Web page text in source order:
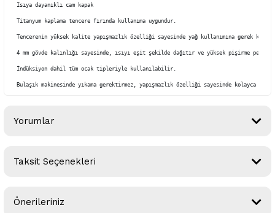
Isıya dayanıklı cam kapak
Titanyum kaplama tencere fırında kullanıma uygundur.
Tencerenin yüksek kalite yapışmazlık özelliği sayesinde yağ kullanımına gerek
4 mm gövde kalınlığı sayesinde, ısıyı eşit şekilde dağıtır ve yüksek pişirme
İndüksiyon dahil tüm ocak tipleriyle kullanılabilir.
Bulaşık makinesinde yıkama gerektirmez, yapışmazlık özelliği sayesinde kolayca
Yorumlar
Taksit Seçenekleri
Önerileriniz